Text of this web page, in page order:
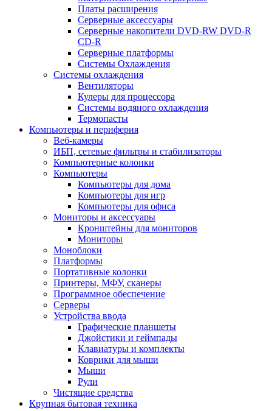
Платы расширения
Серверные аксессуары
Серверные накопители DVD-RW DVD-R
CD-R
Серверные платформы
Системы Охлаждения
Системы охлаждения
Вентиляторы
Кулеры для процессора
Системы водяного охлаждения
Термопасты
Компьютеры и периферия
Веб-камеры
ИБП, сетевые фильтры и стабилизаторы
Компьютерные колонки
Компьютеры
Компьютеры для дома
Компьютеры для игр
Компьютеры для офиса
Мониторы и аксессуары
Кронштейны для мониторов
Мониторы
Моноблоки
Платформы
Портативные колонки
Принтеры, МФУ, сканеры
Программное обеспечение
Серверы
Устройства ввода
Графические планшеты
Джойстики и геймпады
Клавиатуры и комплекты
Коврики для мыши
Мыши
Рули
Чистящие средства
Крупная бытовая техника